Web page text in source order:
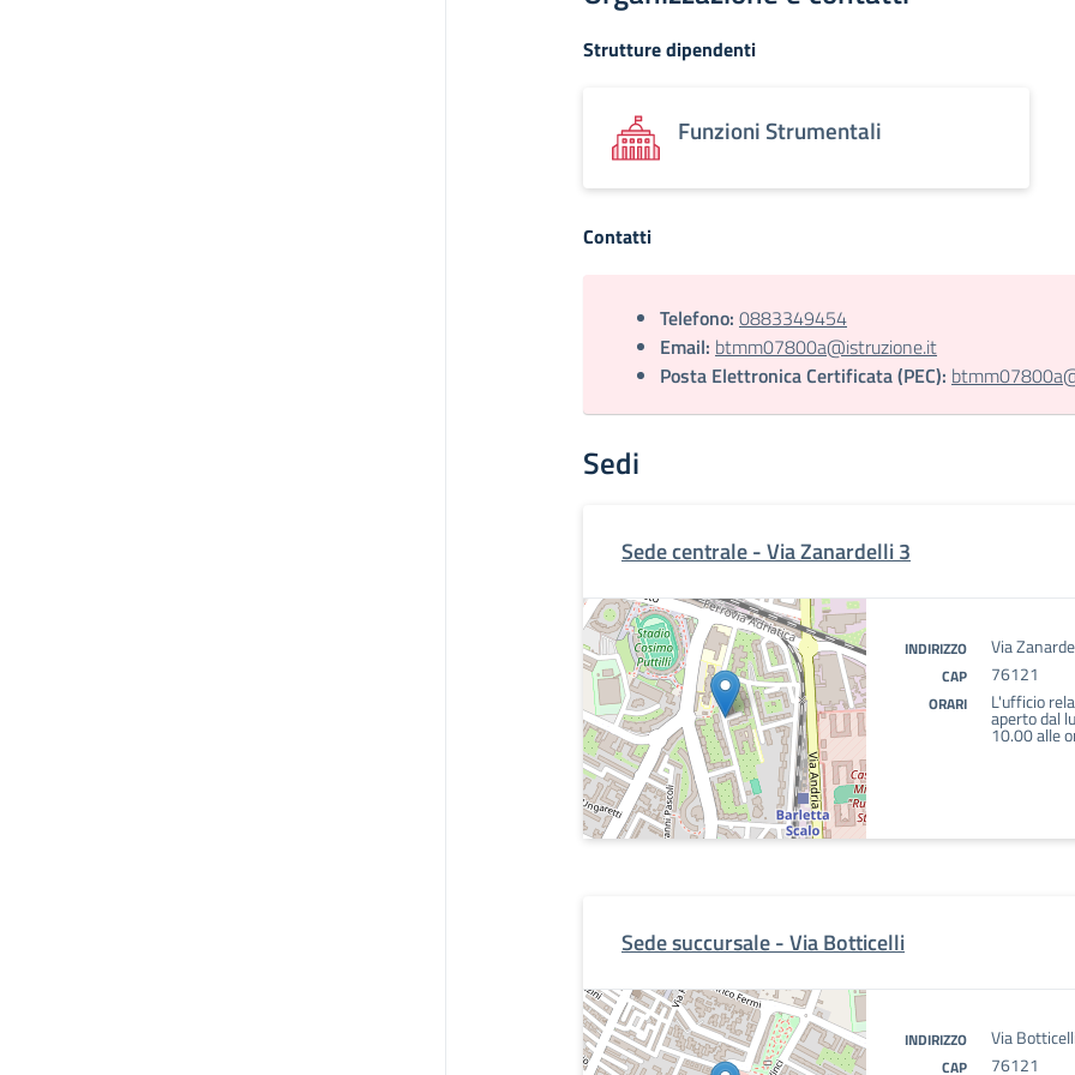
Strutture dipendenti
Funzioni Strumentali
Contatti
Telefono: 0883349454
Email: btmm07800a@istruzione.it
Posta Elettronica Certificata (PEC):
Sedi
Sede centrale - Via Zanardelli 3
INDIRIZZO Via
CAP 76121
ORARI L'ufficio
aperto dal
10.00 alle
Sede succursale - Via Botticelli
INDIRIZZO Via
CAP 76121